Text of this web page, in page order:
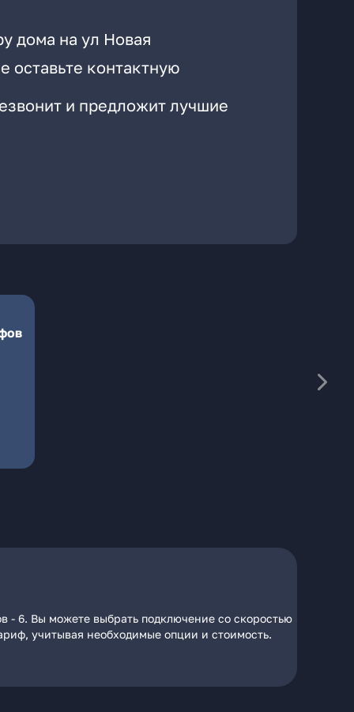
дома на ул Новая
оставьте контактную
и предложит лучшие
- 6. Вы можете выбрать подключение со скоростью
учитывая необходимые опции и стоимость.